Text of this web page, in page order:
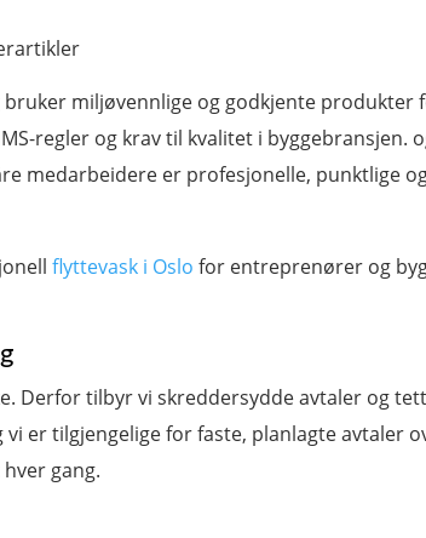
miljøvennlige og godkjente
regler og krav til kvalitet i
medarbeidere er profesjonelle, punktlige
flyttevask i Oslo for entreprenører og
Derfor tilbyr vi skreddersydde avtaler og
er tilgjengelige for faste, planlagte avtaler
gang.